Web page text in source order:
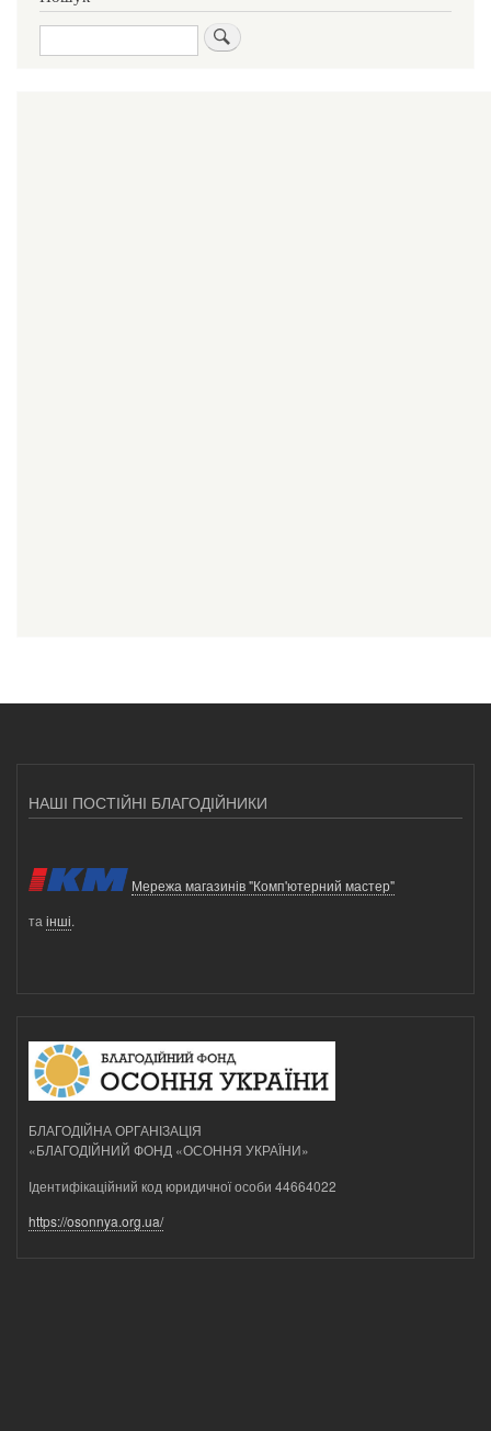
Пошук
НАШІ ПОСТІЙНІ БЛАГОДІЙНИКИ
Мережа магазинів "Комп'ютерний мастер"
та інші.
БЛАГОДІЙНА ОРГАНІЗАЦІЯ
«БЛАГОДІЙНИЙ ФОНД «ОСОННЯ УКРАЇНИ»
Ідентифікаційний код юридичної особи 44664022
https://osonnya.org.ua/